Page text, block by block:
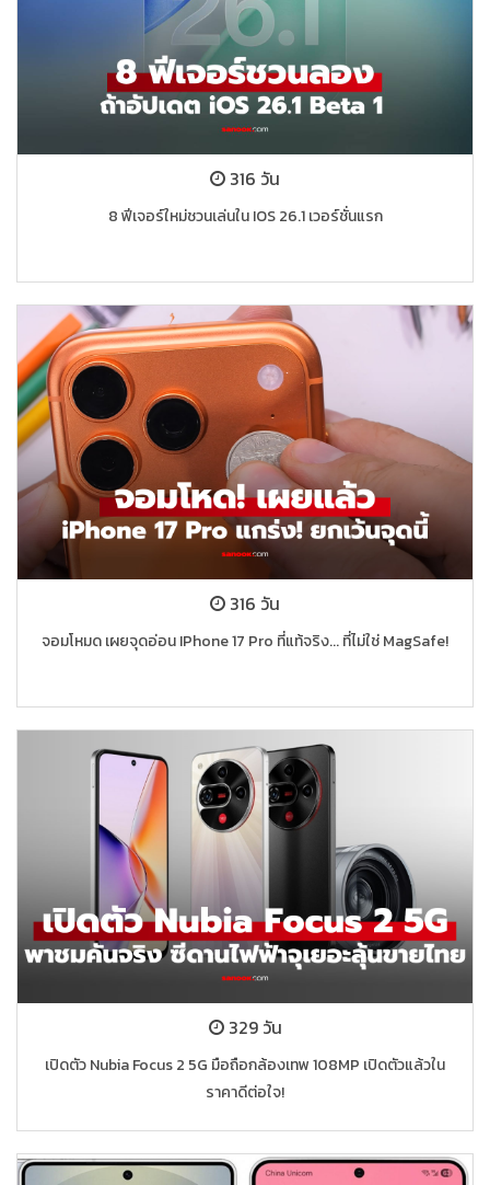
316 วัน
8 ฟีเจอร์ใหม่ชวนเล่นใน IOS 26.1 เวอร์ชั่นแรก
316 วัน
จอมโหมด เผยจุดอ่อน IPhone 17 Pro ที่แท้จริง... ที่ไม่ใช่ MagSafe!
329 วัน
เปิดตัว Nubia Focus 2 5G มือถือกล้องเทพ 108MP เปิดตัวแล้วใน
ราคาดีต่อใจ!